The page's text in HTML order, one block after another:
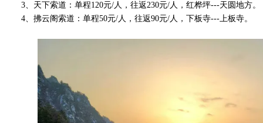
3、天下索道：单程120元/人，往返230元/人，红桦坪---天圆地方。
4、拂云阁索道：单程50元/人，往返90元/人，下板寺---上板寺。